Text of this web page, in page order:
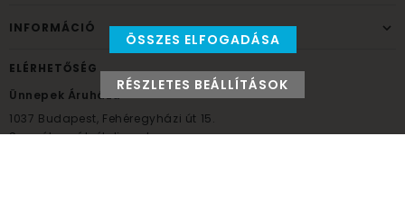
INFORMÁCIÓ
ELÉRHETŐSÉG
Ünnepek Áruháza
1037 Budapest, Fehéregyházi út 15.
Személyes átvételi pont
ÖSSZES ELFOGADÁSA
RÉSZLETES BEÁLLÍTÁSOK